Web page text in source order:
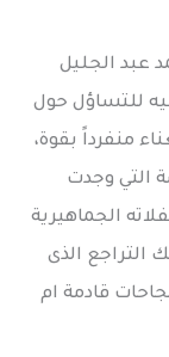
عبد الجليل
للتساؤل حول
منفرداً بقوة،
التي وجدت
الجماهيرية
التراجع الذى
قادمة ام